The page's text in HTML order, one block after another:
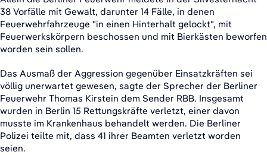
38 Vorfälle mit Gewalt, darunter 14 Fälle, in denen
Feuerwehrfahrzeuge "in einen Hinterhalt gelockt", mit
Feuerwerkskörpern beschossen und mit Bierkästen beworfen
worden sein sollen.
Das Ausmaß der Aggression gegenüber Einsatzkräften sei
völlig unerwartet gewesen, sagte der Sprecher der Berliner
Feuerwehr Thomas Kirstein dem Sender RBB. Insgesamt
wurden in Berlin 15 Rettungskräfte verletzt, einer davon
musste im Krankenhaus behandelt werden. Die Berliner
Polizei teilte mit, dass 41 ihrer Beamten verletzt worden
seien.